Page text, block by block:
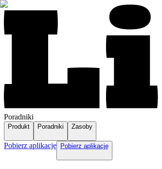
Poradniki
Produkt Poradniki Zasoby
Pobierz aplikację Pobierz aplikację